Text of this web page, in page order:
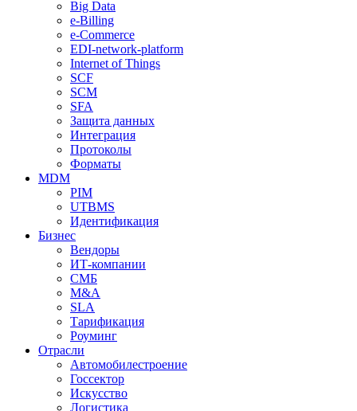
Big Data
e-Billing
e-Commerce
EDI-network-platform
Internet of Things
SCF
SCM
SFA
Защита данных
Интеграция
Протоколы
Форматы
MDM
PIM
UTBMS
Идентификация
Бизнес
Вендоры
ИТ-компании
СМБ
M&A
SLA
Тарификация
Роуминг
Отрасли
Автомобилестроение
Госсектор
Искусство
Логистика